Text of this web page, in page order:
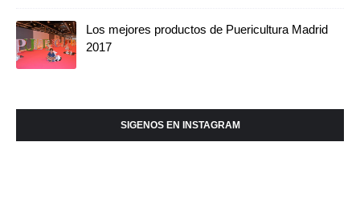
Los mejores productos de Puericultura Madrid
2017
SIGENOS EN INSTAGRAM